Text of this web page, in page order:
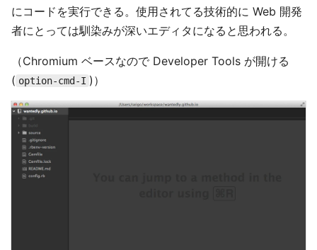
にコードを実行できる。使用されてる技術的に Web 開発
者にとっては馴染みが深いエディタになると思われる。
（Chromium ベースなので Developer Tools が開ける
( option-cmd-I )）